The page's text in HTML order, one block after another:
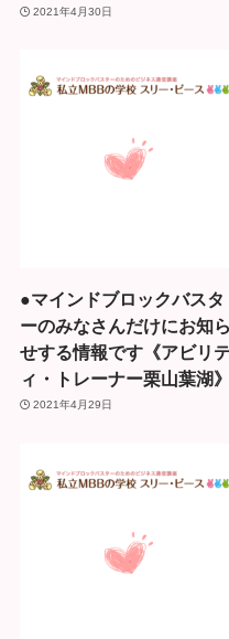
2021年4月30日
●マインドブロックバスタ
ーのみなさんだけにお知ら
せする情報です《アビリ
ィ・トレーナー栗山葉湖》
2021年4月29日